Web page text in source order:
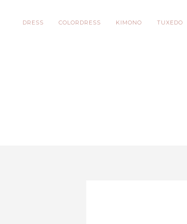
DRESS COLORDRESS KIMONO TUXEDO